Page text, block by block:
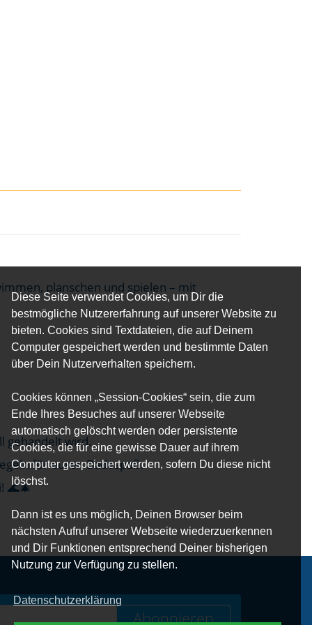
Diese Seite verwendet Cookies, um Dir die
bestmögliche Nutzererfahrung auf unserer Website zu
bieten. Cookies sind Textdateien, die auf Deinem
Computer gespeichert werden und bestimmte Daten
über Dein Nutzerverhalten speichern.
Cookies können „Session-Cookies“ sein, die zum
Ende Ihres Besuches auf unserer Webseite
automatisch gelöscht werden oder persistente
Cookies, die für eine gewisse Dauer auf ihrem
Computer gespeichert werden, sofern Du diese nicht
löschst.
Dann ist es uns möglich, Deinen Browser beim
nächsten Aufruf unserer Webseite wiederzuerkennen
und Dir Funktionen entsprechend Deiner bisherigen
Nutzung zur Verfügung zu stellen.
Datenschutzerklärung
planschen und spielen – mit
gehandelt wird.
für euren Badespaß.
🌊🎄
Abonnieren